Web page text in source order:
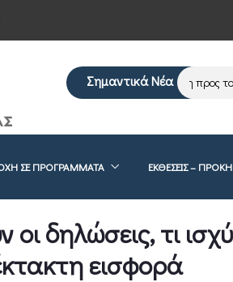
Σημαντικά Νέα
Επείγουσα ενημέρωση προς τους
ΣΕ ΠΡΟΓΡΆΜΜΑΤΑ ΕΚΘΕΣΕΙΣ –
οι δηλώσεις, τι
εισφορά